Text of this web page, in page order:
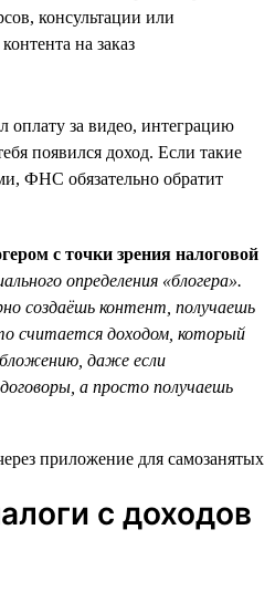
консультации или
на заказ
оплату за видео, интеграцию
появился доход. Если такие
ФНС обязательно обратит
с точки зрения налоговой
определения «блогера».
создаёшь контент, получаешь
считается доходом, который
даже если
а просто получаешь
с доходов